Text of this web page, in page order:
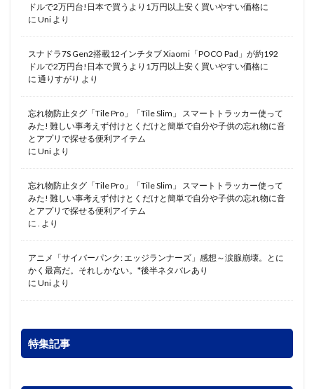
ドルで2万円台!日本で買うより1万円以上安く買いやすい価格に
に Uni より
スナドラ7S Gen2搭載12インチタブ Xiaomi「POCO Pad」が約192
ドルで2万円台!日本で買うより1万円以上安く買いやすい価格に
に 通りすがり より
忘れ物防止タグ「Tile Pro」「Tile Slim」 スマートトラッカー使って
みた! 難しい事考えず付けとくだけと簡単で自分や子供の忘れ物に音
とアプリで探せる便利アイテム
に Uni より
忘れ物防止タグ「Tile Pro」「Tile Slim」 スマートトラッカー使って
みた! 難しい事考えず付けとくだけと簡単で自分や子供の忘れ物に音
とアプリで探せる便利アイテム
に
より
アニメ「サイバーパンク: エッジランナーズ」感想～涙腺崩壊。とに
かく最高だ。それしかない。*後半ネタバレあり
に Uni より
特集記事